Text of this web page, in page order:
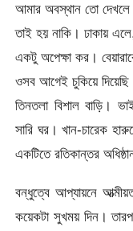
আমার অবস্থান তো
তাই হয় নাকি। ঢাকায়
একটু অপেক্ষা কর।
ওসব আগেই চুকিয়ে
তিনতলা বিশাল বাড়ি।
সারি ঘর। খান-চারেক
একটিতে রতিকান্তর
বন্ধুত্বে আপ্যায়নে
কয়েকটা সুখময় দিন।